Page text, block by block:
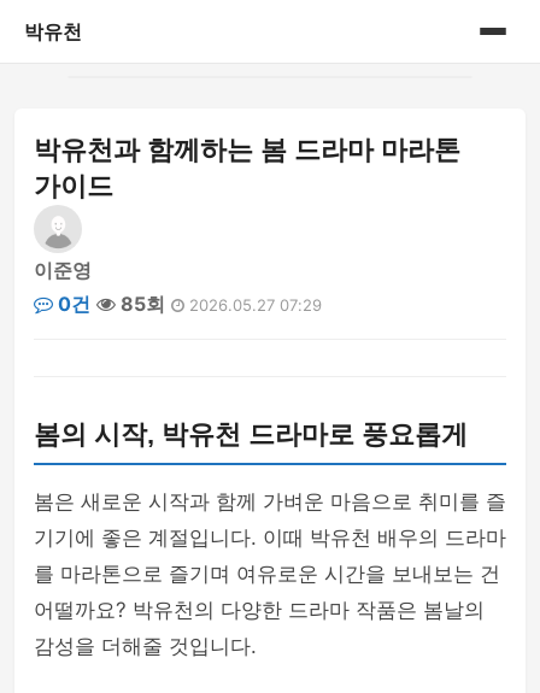
박유천
게시판
박유천과 함께하는 봄 드라마 마라톤
가이드
이준영
0건
85회 2026.05.27 07:29
봄의 시작, 박유천 드라마로 풍요롭게
봄은 새로운 시작과 함께 가벼운 마음으로 취미를 즐
기기에 좋은 계절입니다. 이때 박유천 배우의 드라마
를 마라톤으로 즐기며 여유로운 시간을 보내보는 건
어떨까요? 박유천의 다양한 드라마 작품은 봄날의
감성을 더해줄 것입니다.